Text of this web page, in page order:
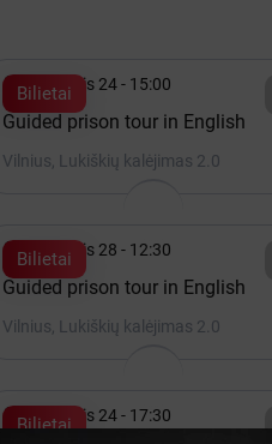
Bilietai
Rugpjūtis 24 - 15:00
Guided prison tour in English
Vilnius, Lukiškių kalėjimas 2.0
Bilietai
Rugpjūtis 28 - 12:30
Guided prison tour in English
Vilnius, Lukiškių kalėjimas 2.0
Bilietai
Rugpjūtis 24 - 17:30